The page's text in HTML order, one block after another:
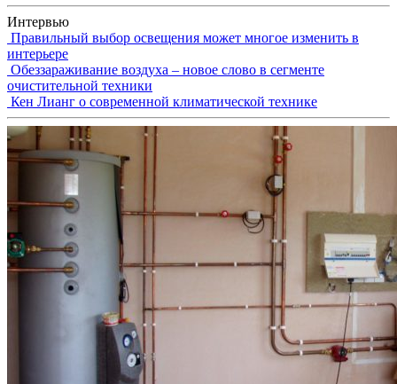
Интервью
Правильный выбор освещения может многое изменить в
интерьере
Обеззараживание воздуха – новое слово в сегменте
очистительной техники
Кен Лианг о современной климатической технике